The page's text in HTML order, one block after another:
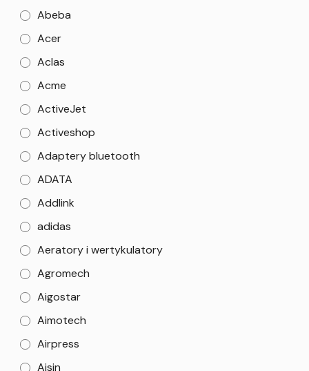
Abeba
Acer
Aclas
Acme
ActiveJet
Activeshop
Adaptery bluetooth
ADATA
Addlink
adidas
Aeratory i wertykulatory
Agromech
Aigostar
Aimotech
Airpress
Aisin